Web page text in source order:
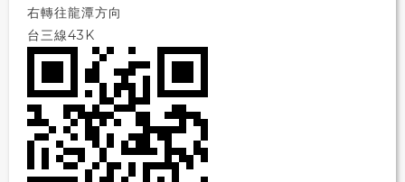
右轉往龍潭方向
台三線43K